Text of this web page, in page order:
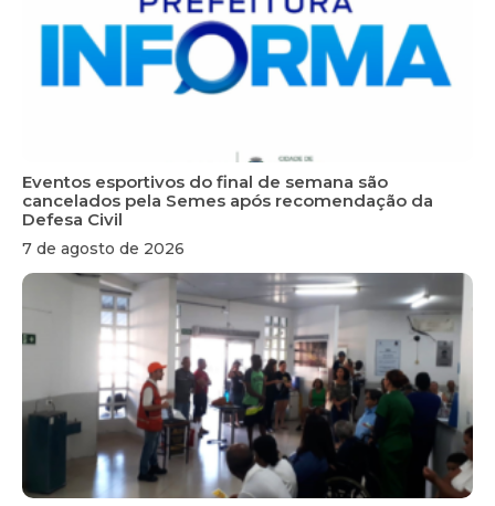
Eventos esportivos do final de semana são
cancelados pela Semes após recomendação da
Defesa Civil
7 de agosto de 2026